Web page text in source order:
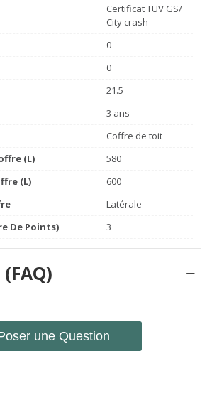
Certificat TUV GS/
City crash
0
0
21.5
3 ans
Coffre de toit
(L)
580
(L)
600
Latérale
De Points)
3
une Question